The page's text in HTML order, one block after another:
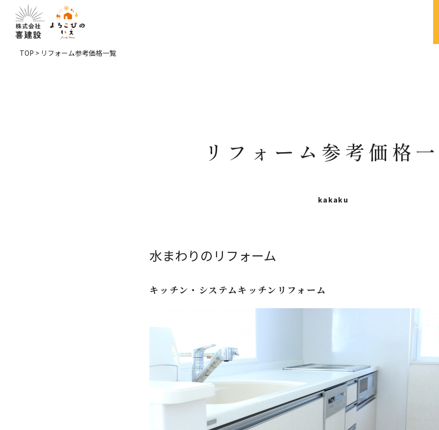
TOP > リフォーム参考価格一覧
リフォーム参考価格
kakaku
水まわりのリフォーム
キッチン・システムキッチンリフォーム